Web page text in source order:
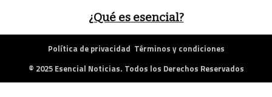
¿Qué es esencial?
Política de privacidad Términos y condiciones
© 2025 Esencial Noticias. Todos los Derechos Reservados